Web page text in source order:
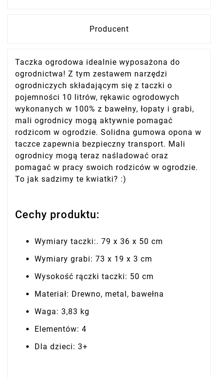
Producent
Taczka ogrodowa idealnie wyposażona do
ogrodnictwa! Z tym zestawem narzędzi
ogrodniczych składającym się z taczki o
pojemności 10 litrów, rękawic ogrodowych
wykonanych w 100% z bawełny, łopaty i grabi,
mali ogrodnicy mogą aktywnie pomagać
rodzicom w ogrodzie. Solidna gumowa opona w
taczce zapewnia bezpieczny transport. Mali
ogrodnicy mogą teraz naśladować oraz
pomagać w pracy swoich rodziców w ogrodzie.
To jak sadzimy te kwiatki? :)
Cechy produktu:
Wymiary taczki:. 79 x 36 x 50 cm
Wymiary grabi: 73 x 19 x 3 cm
Wysokość rączki taczki: 50 cm
Materiał: Drewno, metal, bawełna
Waga: 3,83 kg
Elementów: 4
Dla dzieci: 3+